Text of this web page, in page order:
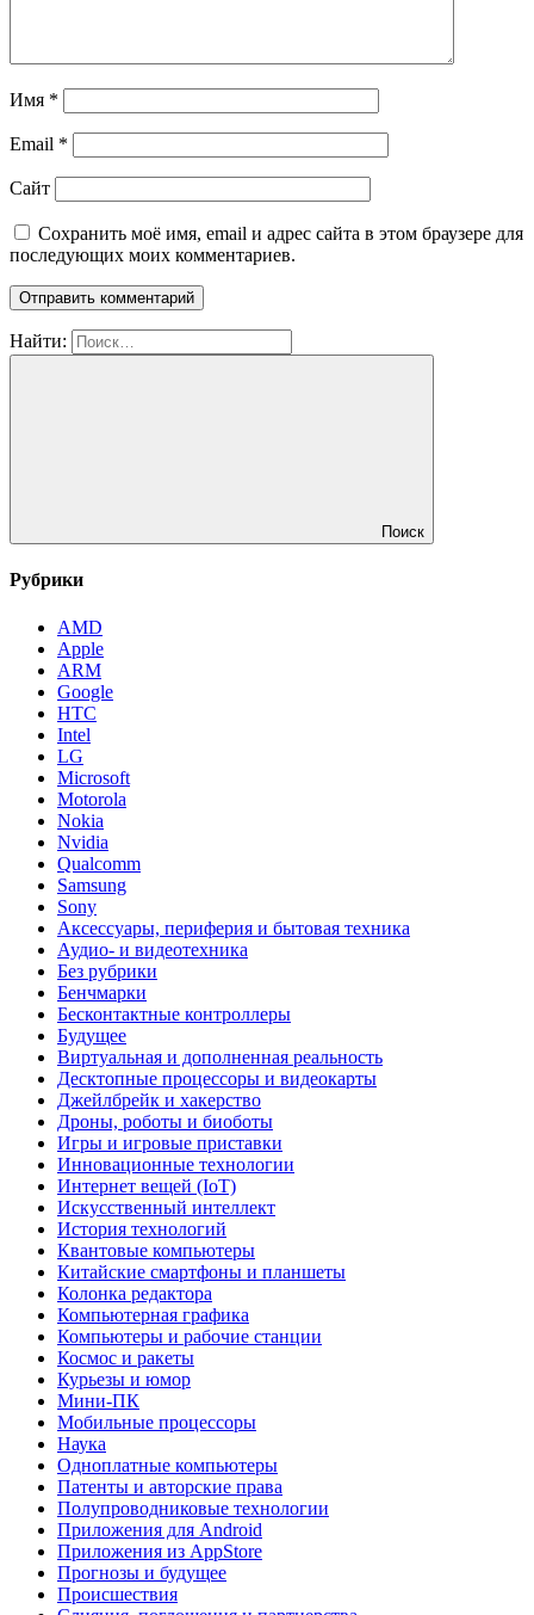
Имя *
Email *
Сайт
Сохранить моё имя, email и адрес сайта в этом браузере для
последующих моих комментариев.
Найти:
Поиск
Рубрики
AMD
Apple
ARM
Google
HTC
Intel
LG
Microsoft
Motorola
Nokia
Nvidia
Qualcomm
Samsung
Sony
Аксессуары, периферия и бытовая техника
Аудио- и видеотехника
Без рубрики
Бенчмарки
Бесконтактные контроллеры
Будущее
Виртуальная и дополненная реальность
Десктопные процессоры и видеокарты
Джейлбрейк и хакерство
Дроны, роботы и биоботы
Игры и игровые приставки
Инновационные технологии
Интернет вещей (IoT)
Искусственный интеллект
История технологий
Квантовые компьютеры
Китайские смартфоны и планшеты
Колонка редактора
Компьютерная графика
Компьютеры и рабочие станции
Космос и ракеты
Курьезы и юмор
Мини-ПК
Мобильные процессоры
Наука
Одноплатные компьютеры
Патенты и авторские права
Полупроводниковые технологии
Приложения для Android
Приложения из AppStore
Прогнозы и будущее
Происшествия